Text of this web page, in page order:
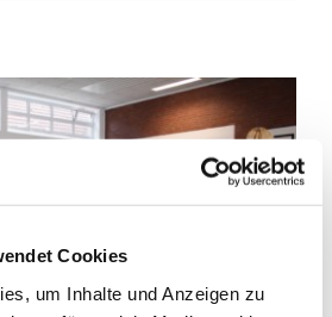
Cookies
um Inhalte und Anzeigen zu